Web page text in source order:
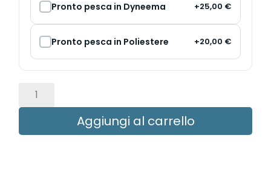
Pronto pesca in Dyneema +25,00 €
Pronto pesca in Poliestere +20,00 €
Aggiungi al carrello